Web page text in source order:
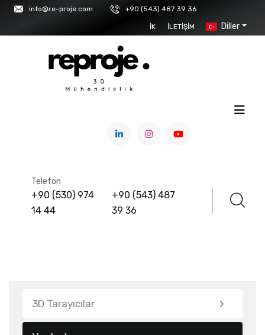
info@re-proje.com +90 (543) 487 39 36
İK İLETIŞIM Diller
Telefon
+90 (530) 974
14 44
+90 (543) 487
39 36
3D Tarayıcılar